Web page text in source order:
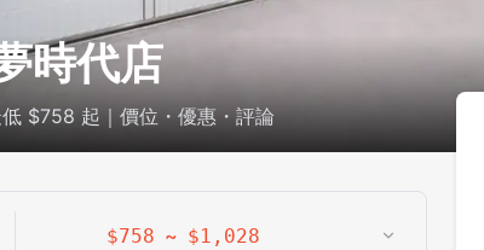
時代店
$758 起｜價位・優惠・評論
$758 ~ $1,028